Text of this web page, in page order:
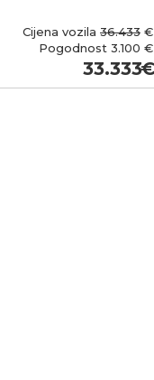
Cijena vozila 36.433 €
Pogodnost 3.100 €
33.333